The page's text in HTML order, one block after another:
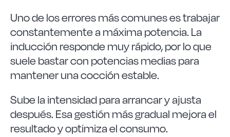
Uno de los errores más comunes es trabajar
constantemente a máxima potencia. La
inducción responde muy rápido, por lo que
suele bastar con potencias medias para
mantener una cocción estable.
Sube la intensidad para arrancar y ajusta
después. Esa gestión más gradual mejora el
resultado y optimiza el consumo.